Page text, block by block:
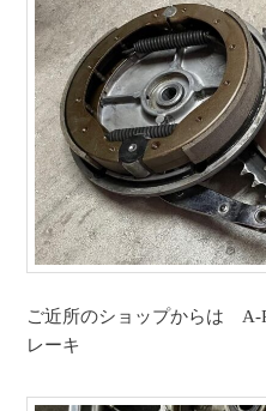
ご近所のショップからは
レーキ